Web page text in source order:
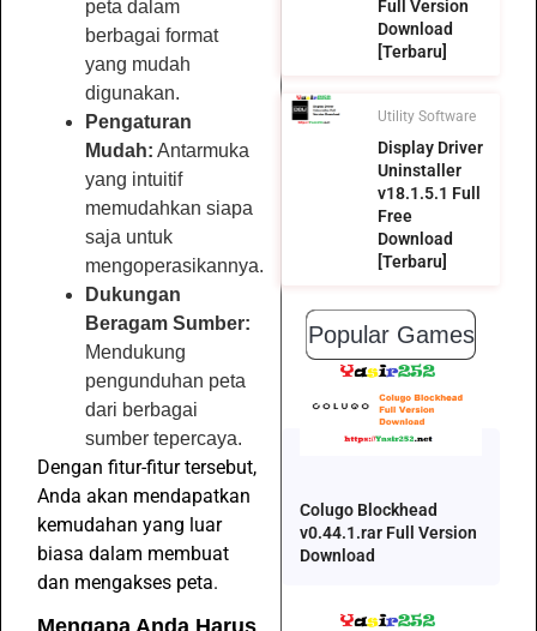
peta dalam
berbagai format
yang mudah
digunakan.
Pengaturan
Mudah: Antarmuka
yang intuitif
memudahkan siapa
saja untuk
mengoperasikannya.
Dukungan
Beragam Sumber:
Mendukung
pengunduhan peta
dari berbagai
sumber tepercaya.
Dengan fitur-fitur tersebut,
Anda akan mendapatkan
kemudahan yang luar
biasa dalam membuat
dan mengakses peta.
Full Version
Download
[Terbaru]
Utility Software
Display Driver
Uninstaller
v18.1.5.1 Full
Free
Download
[Terbaru]
Popular Games
Colugo Blockhead
v0.44.1.rar Full Version
Download